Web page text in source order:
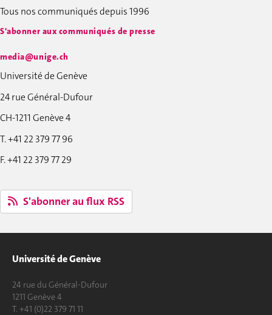
Tous nos communiqués depuis 1996
S'abonner aux communiqués de presse
media@unige.ch
Université de Genève
24 rue Général-Dufour
CH-1211 Genève 4
T. +41 22 379 77 96
F. +41 22 379 77 29
S'abonner au flux RSS
Université de Genève
24 rue du Général-Dufour
1211 Genève 4
T. +41 (0)22 379 71 11